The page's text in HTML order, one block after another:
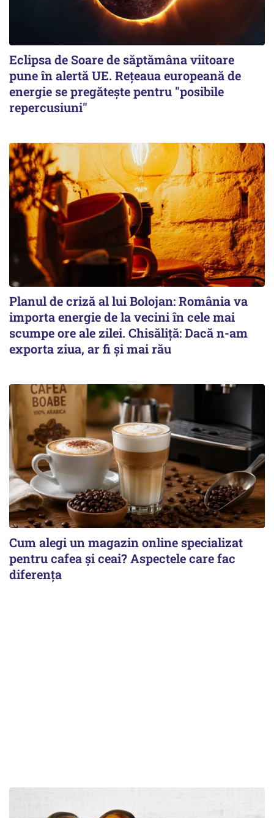
Eclipsa de Soare de săptămâna viitoare
pune în alertă UE. Rețeaua europeană de
energie se pregătește pentru "posibile
repercusiuni"
Planul de criză al lui Bolojan: România va
importa energie de la vecini în cele mai
scumpe ore ale zilei. Chisăliță: Dacă n-am
exporta ziua, ar fi și mai rău
Cum alegi un magazin online specializat
pentru cafea și ceai? Aspectele care fac
diferența